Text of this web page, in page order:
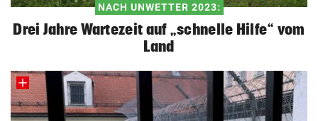
NACH UNWETTER 2023:
Drei Jahre Wartezeit auf „schnelle Hilfe“ vom
Land